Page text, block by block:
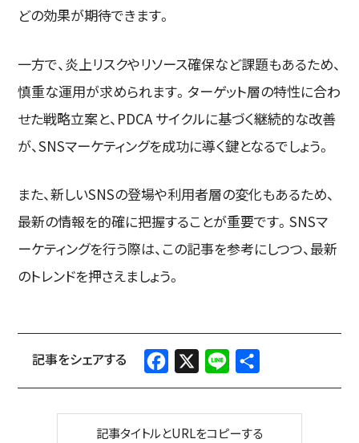
どの効果が期待できます。
一方で、炎上リスクやリソース確保など課題もあるため、
慎重な運用が求められます。ターゲット層の特性に合わ
せた戦略立案と、PDCA サイクルに基づく継続的な改善
が、SNSマーケティングを成功に導く鍵となるでしょう。
また、新しいSNSの登場や利用者層の変化もあるため、
最新の情報を的確に把握することが重要です。SNSマ
ーケティングを行う際は、この記事を参考にしつつ、最新
のトレンドを押さえましょう。
Facebook
X Line
記事タイトルとURLをコピーする